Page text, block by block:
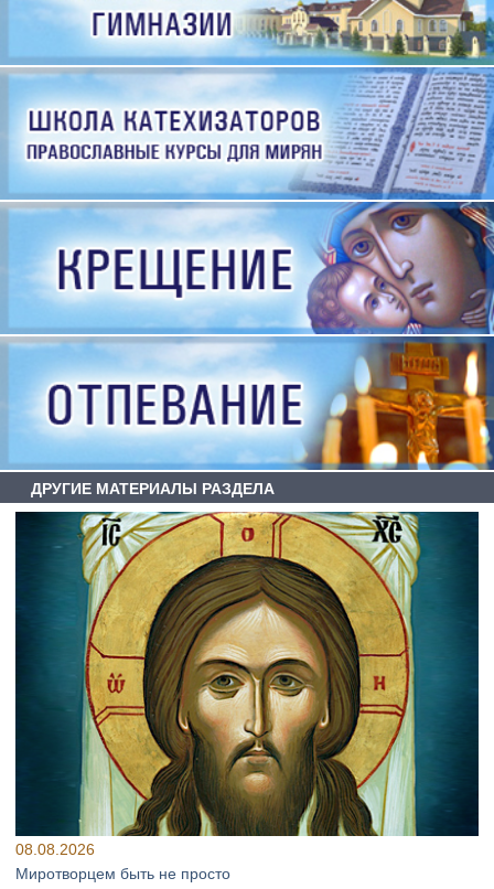
ДРУГИЕ МАТЕРИАЛЫ РАЗДЕЛА
08.08.2026
Миротворцем быть не просто